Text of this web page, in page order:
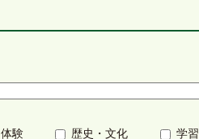
体験 歴史・文化 学習